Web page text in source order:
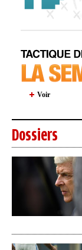
Voir
Dossiers